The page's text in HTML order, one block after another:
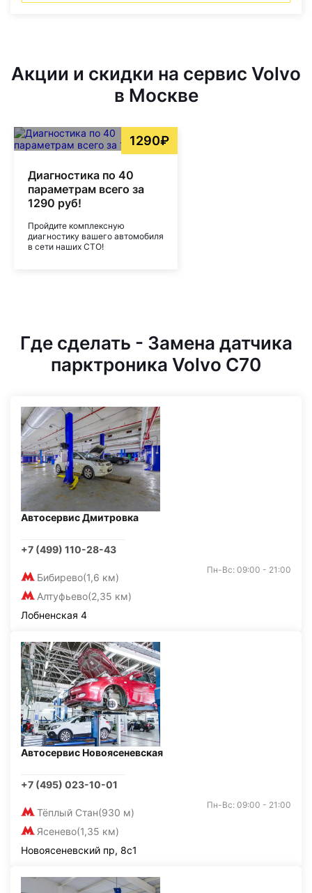
Акции и скидки на сервис Volvo
в Москве
1290₽
Диагностика по 40
параметрам всего за
1290 руб!
Пройдите комплексную
диагностику вашего автомобиля
в сети наших СТО!
Где сделать - Замена датчика
парктроника Volvo C70
Автосервис Дмитровка
+7 (499) 110-28-43
Бибирево(1,6 км)
Алтуфьево(2,35 км)
Пн-Вс: 09:00 - 21:00
Лобненская 4
Автосервис Новоясеневская
+7 (495) 023-10-01
Тёплый Стан(930 м)
Ясенево(1,35 км)
Пн-Вс: 09:00 - 21:00
Новоясеневский пр, 8с1